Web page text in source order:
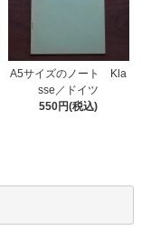
A5サイズのノート Kla
sse／ドイツ
550円(税込)